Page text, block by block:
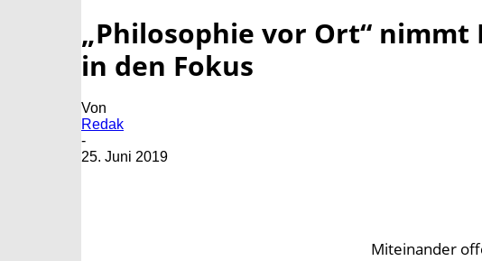
„Philosophie vor Ort“ nimmt
in den Fokus
Von
Redak
-
25. Juni 2019
Miteinander